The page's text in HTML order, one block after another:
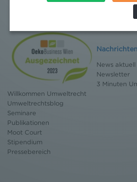
Nachrichten
News aktuell
Newsletter
3 Minuten
Willkommen Umweltrecht
Umweltrechtsblog
Seminare
Publikationen
Moot Court
Stipendium
Pressebereich
Behörden, zu Kontroll- und zu
Überwachungszwecken,
werden können. Zudem finden Sie
Bildschirmrand ein Cookie-Icon wo
Einwilligung widerrufen und
Weitere Infomationen finden Sie
Datenschutzerklärung